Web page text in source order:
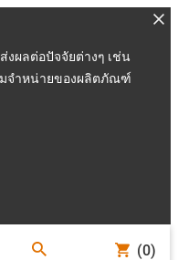
งผลต่อปัจจัยต่างๆ เช่น
มจำหน่ายของผลิตภัณฑ์
(0)